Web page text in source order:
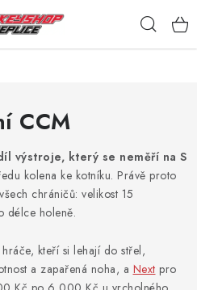
CCM
výstroje, který se neměří na S
kolena ke kotníku. Právě proto
chráničů: velikost 15
délce holeně.
kteří si lehají do střel,
a zapařená noha, a Next pro